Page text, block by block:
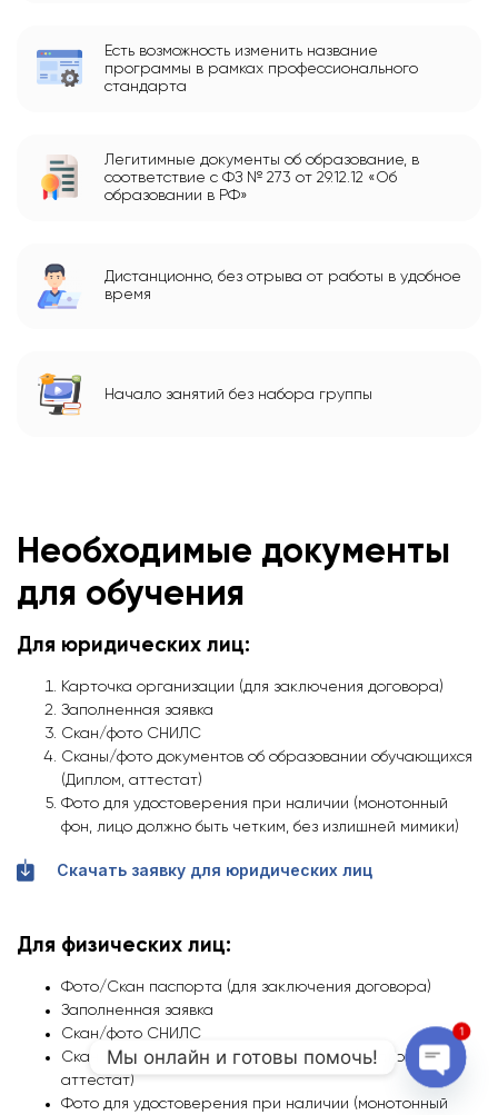
Есть возможность изменить название
программы в рамках профессионального
стандарта
Легитимные документы об образование, в
соответствие с ФЗ № 273 от 29.12.12 «Об
образовании в РФ»
Дистанционно, без отрыва от работы в удобное
время
Начало занятий без набора группы
Необходимые документы
для обучения
Для юридических лиц:
Карточка организации (для заключения договора)
Заполненная заявка
Скан/фото СНИЛС
Сканы/фото документов об образовании обучающихся
(Диплом, аттестат)
Фото для удостоверения при наличии (монотонный
фон, лицо должно быть четким, без излишней мимики)
Скачать заявку для юридических лиц
Для физических лиц:
Фото/Скан паспорта (для заключения договора)
Заполненная заявка
Скан/фото СНИЛС
Скан/фото документа об образовании (Диплом,
аттестат)
Фото для удостоверения при наличии (монотонный
Мы онлайн и готовы помочь!
Open
1